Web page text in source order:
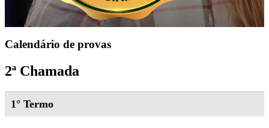
Calendário de provas
2ª Chamada
1° Termo